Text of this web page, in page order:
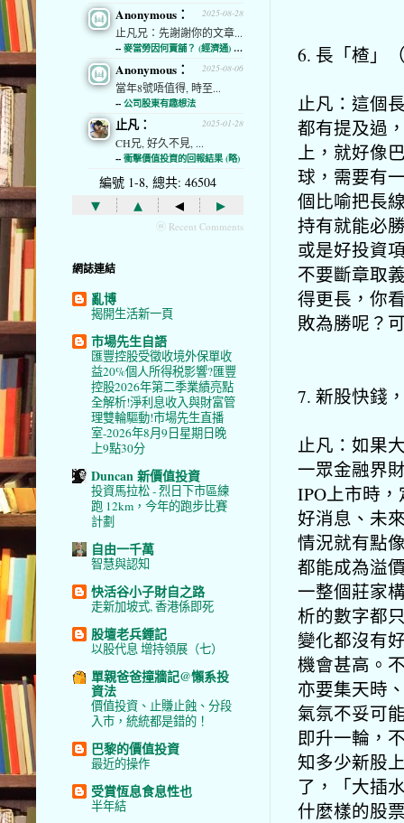
6. 長「楂」
止凡：這個
都有提及過
上，就好像
球，需要有
個比喻把長
持有就能必
或是好投資
不要斷章取
得更長，你
敗為勝呢？
7. 新股快錢
止凡：如果
一眾金融界
IPO上市時
好消息、未
情況就有點
都能成為溢
一整個莊家
析的數字都
變化都沒有
機會甚高。
亦要集天時
氣氛不妥可
即升一輪，
知多少新股
了，「大插
什麼樣的股
2025-08-28
Anonymous：
止凡兄：先謝謝你的文章...
-- 麥當勞因何賣舖？ (經濟通) (略)
2025-08-06
Anonymous：
當年8號唔值得, 時至...
-- 公司股東有趣想法
2025-01-28
止凡：
CH兄, 好久不見, ...
-- 衝擊價值投資的回報結果 (略)
編號 1-8, 總共: 46504
▾ ▴ ◂ ▸
ⓦ Recent Comments
網誌連結
亂博
揭開生活新一頁
市場先生自語
匯豐控股受徵收境外保單收
益20%個人所得税影響?匯豐
控股2026年第二季業績亮點
全解析!淨利息收入與財富管
理雙輪驅動!市場先生直播
室-2026年8月9日星期日晚
上9點30分
Duncan 新價值投資
投資馬拉松 - 烈日下市區練
跑 12km，今年的跑步比賽
計劃
自由一千萬
智慧與認知
快活谷小子財自之路
走新加坡式, 香港係即死
股壇老兵鍾記
以股代息 增持領展（七）
單親爸爸撞牆記@懶系投
資法
價值投資、止賺止蝕、分段
入市，統統都是錯的！
巴黎的價值投資
最近的操作
受賞恆息食息性也
半年結